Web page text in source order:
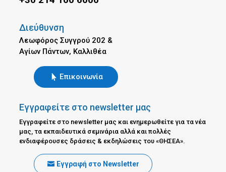
Διεύθυνση
Λεωφόρος Συγγρού 202 &
Αγίων Πάντων, Καλλιθέα
Επικοινωνία
Εγγραφείτε στο newsletter μας
Εγγραφείτε στο newsletter μας και ενημερωθείτε για τα νέα
μας, τα εκπαιδευτικά σεμινάρια αλλά και πολλές
ενδιαφέρουσες δράσεις & εκδηλώσεις του «ΘΗΣΕΑ».
Εγγραφή στο Newsletter